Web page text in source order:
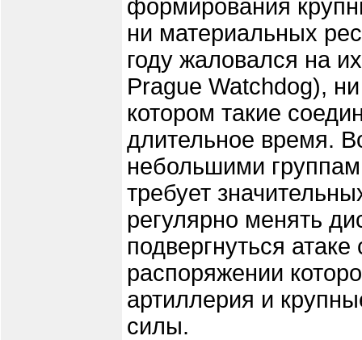
формирования
ни материальных
году жаловался на
Prague Watchdog),
котором такие
длительное время.
небольшими
требует
регулярно менять
подвергнуться
распоряжении
артиллерия и
силы.